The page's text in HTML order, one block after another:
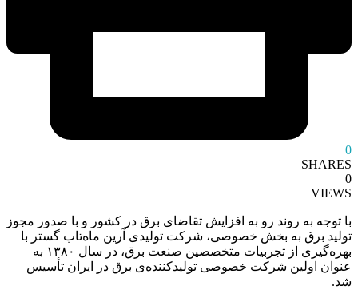
0
SHARES
0
VIEWS
با توجه به روند رو به افزایش تقاضای برق در کشور و با صدور مجوز
تولید برق به بخش خصوصی، شرکت تولیدی آرین ماه‌تاب گستر با
بهره‌گیری از تجربیات متخصصین صنعت برق، در سال ۱۳۸۰ به
عنوان اولین شرکت خصوصی تولیدکننده‌ی برق در ایران تأسیس
شد.